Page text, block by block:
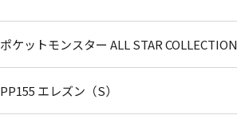
ポケットモンスター ALL STAR COLLECTION
PP155 エレズン（S）